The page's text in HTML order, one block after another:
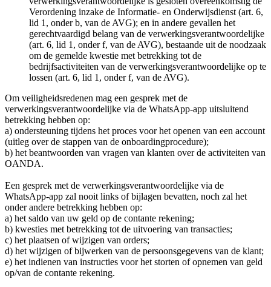
Verordening inzake de Informatie- en Onderwijsdienst (art. 6,
lid 1, onder b, van de AVG); en in andere gevallen het
gerechtvaardigd belang van de verwerkingsverantwoordelijke
(art. 6, lid 1, onder f, van de AVG), bestaande uit de noodzaak
om de gemelde kwestie met betrekking tot de
bedrijfsactiviteiten van de verwerkingsverantwoordelijke op te
lossen (art. 6, lid 1, onder f, van de AVG).
Om veiligheidsredenen mag een gesprek met de
verwerkingsverantwoordelijke via de WhatsApp-app uitsluitend
betrekking hebben op:
a) ondersteuning tijdens het proces voor het openen van een account
(uitleg over de stappen van de onboardingprocedure);
b) het beantwoorden van vragen van klanten over de activiteiten van
OANDA.
Een gesprek met de verwerkingsverantwoordelijke via de
WhatsApp-app zal nooit links of bijlagen bevatten, noch zal het
onder andere betrekking hebben op:
a) het saldo van uw geld op de contante rekening;
b) kwesties met betrekking tot de uitvoering van transacties;
c) het plaatsen of wijzigen van orders;
d) het wijzigen of bijwerken van de persoonsgegevens van de klant;
e) het indienen van instructies voor het storten of opnemen van geld
op/van de contante rekening.